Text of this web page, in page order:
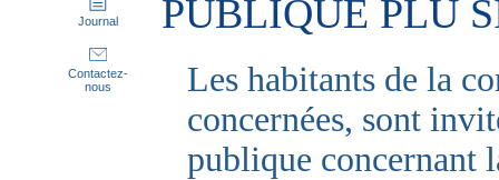
Journal
Contactez-
nous
PUBLIQUE PLU
Les habitants de la
concernées, sont
publique concernant